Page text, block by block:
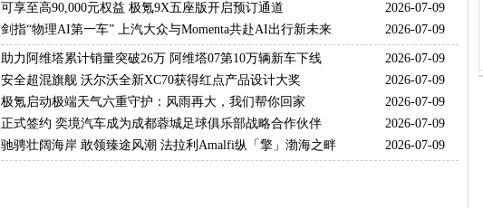
可享至高90,000元权益 极氪9X五座版开启预订通道
2026-07-09
剑指“物理AI第一车” 上汽大众与Momenta共赴AI出行新未来
2026-07-09
助力阿维塔累计销量突破26万 阿维塔07第10万辆新车下线
2026-07-09
安全超混旗舰 沃尔沃全新XC70获得红点产品设计大奖
2026-07-09
极氪启动极端天气六重守护：风雨再大，我们帮你回家
2026-07-09
正式签约 奕境汽车成为成都蓉城足球俱乐部战略合作伙伴
2026-07-09
驰骋壮阔海岸 敢领臻途风潮 法拉利Amalfi纵「擎」渤海之畔
2026-07-09